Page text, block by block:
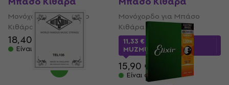
Μονόχορδο για Μπάσο
Κιθάρα
18,40 €
Είναι στο απόθεμα
Μονόχορδο για Μπάσο
Κιθάρα
11,33 €
MUZMUZ-25
15,90 €
Είναι στο απόθεμα